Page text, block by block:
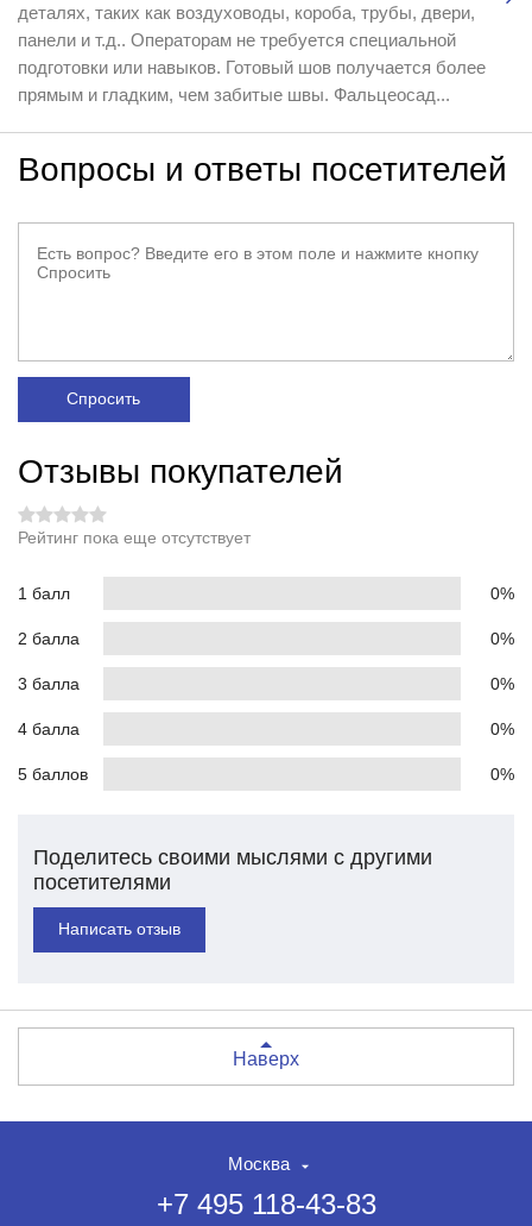
деталях, таких как воздуховоды, короба, трубы, двери,
панели и т.д.. Операторам не требуется специальной
подготовки или навыков. Готовый шов получается более
прямым и гладким, чем забитые швы. Фальцеосад...
Вопросы и ответы посетителей
Спросить
Отзывы покупателей
Рейтинг пока еще отсутствует
1 балл 0%
2 балла 0%
3 балла 0%
4 балла 0%
5 баллов 0%
Поделитесь своими мыслями с другими
посетителями
Написать отзыв
Наверх
Москва
+7 495 118-43-83